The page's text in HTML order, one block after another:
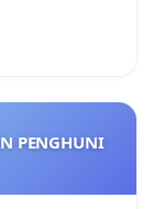
PENGHUNI